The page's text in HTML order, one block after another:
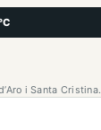
i Santa Cristina.